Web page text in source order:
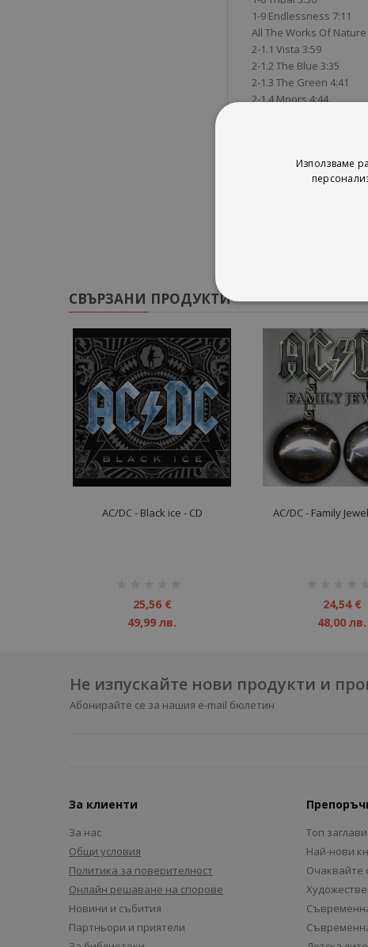
1-9 Endlessness 7:11
All The Works Of
2-1.1 Vista 3:59
2-1.2 The Blue 3:35
2-1.3 The Green 4:41
2-1.4 Moors 4:44
2-1.7 Anthropocene
2-1.8 Ad Astra 4:41
СВЪРЗАНИ ПРОДУКТИ
AC/DC - Black ice - CD
25,56 €
49,99 лв.
AC/DC - Family
24,54 €
48,00 лв.
Не изпускайте нови продукти и
Абонирайте се за нашия e-mail бюлетин
За клиенти
За нас
Общи условия
Политика за поверителност
Онлайн решаване на спорове
Новини и събития
Партньори и приятели
Топ
Най-нови
Очаквайте
Използваме